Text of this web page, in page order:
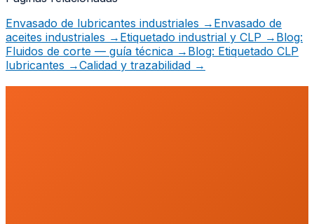
Envasado de lubricantes industriales → Envasado de
aceites industriales → Etiquetado industrial y CLP → Blog:
Fluidos de corte — guía técnica → Blog: Etiquetado CLP
lubricantes →Calidad y trazabilidad →